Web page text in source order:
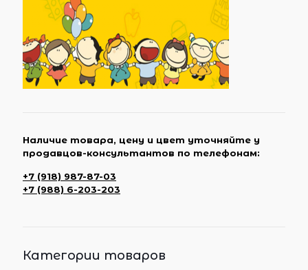
Наличие товара, цену и цвет уточняйте у
продавцов-консультантов по телефонам:
+7 (918) 987-87-03
+7 (988) 6-203-203
Категории товаров